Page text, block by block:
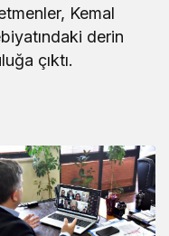
Kemal
derin
çıktı.